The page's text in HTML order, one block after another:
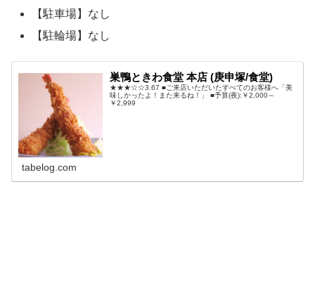
【駐車場】なし
【駐輪場】なし
巣鴨ときわ食堂 本店 (庚申塚/食堂)
★★★☆☆3.67 ■ご来店いただいたすべてのお客様へ「美
味しかったよ！また来るね！」 ■予算(夜):￥2,000～
￥2,999
tabelog.com